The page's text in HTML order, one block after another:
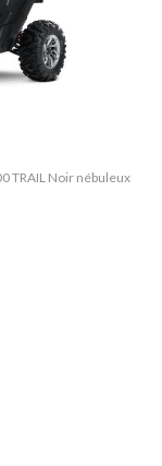
TRAIL Noir nébuleux